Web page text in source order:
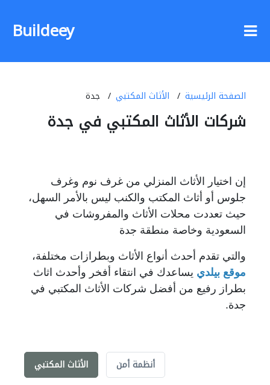
Buildeey
الصفحة الرئيسية الأثاث المكتبي جدة
شركات الأثاث المكتبي في جدة
إن اختيار الأثاث المنزلي من غرف نوم وغرف
جلوس أو أثاث المكتب والكنب ليس بالأمر السهل،
حيث تعددت محلات الأثاث والمفروشات في
السعودية وخاصة منطقة جدة
والتي تقدم أحدث أنواع الأثاث وبطرازات مختلفة،
موقع بيلدي يساعدك في انتقاء أفخر وأحدث اثاث
بطراز رفيع من أفضل شركات الأثاث المكتبي في
جدة.
الأثاث المكتبي أنظمة أمن